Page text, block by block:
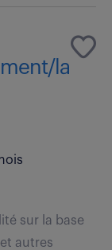
la
sur la base
autres